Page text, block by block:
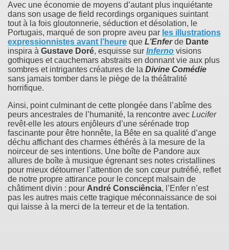
Avec une économie de moyens d’autant plus inquiétante
dans son usage de field recordings organiques suintant
tout à la fois gloutonnerie, séduction et désolation, le
Portugais, marqué de son propre aveu par les illustrations
expressionnistes avant l’heure que L’Enfer de Dante
inspira à Gustave Doré, esquisse sur Inferno visions
gothiques et cauchemars abstraits en donnant vie aux plus
sombres et intrigantes créatures de la Divine Comédie
sans jamais tomber dans le piège de la théâtralité
horrifique.
Ainsi, point culminant de cette plongée dans l’abîme des
peurs ancestrales de l’humanité, la rencontre avec Lucifer
revêt-elle les atours enjôleurs d’une sérénade trop
fascinante pour être honnête, la Bête en sa qualité d’ange
déchu affichant des charmes éthérés à la mesure de la
noirceur de ses intentions. Une boîte de Pandore aux
allures de boîte à musique égrenant ses notes cristallines
pour mieux détourner l’attention de son cœur putréfié, reflet
de notre propre attirance pour le concept malsain de
châtiment divin : pour André Consciência, l’Enfer n’est
pas les autres mais cette tragique méconnaissance de soi
qui laisse à la merci de la terreur et de la tentation.